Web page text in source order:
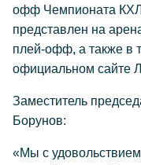
офф Чемпионата КХЛ
представлен на
плей-офф, а также в
официальном сайте
Заместитель
Борунов:
«Мы с